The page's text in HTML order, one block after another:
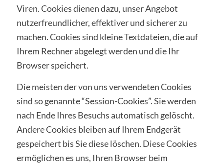
Viren. Cookies dienen dazu, unser Angebot
nutzerfreundlicher, effektiver und sicherer zu
machen. Cookies sind kleine Textdateien, die auf
Ihrem Rechner abgelegt werden und die Ihr
Browser speichert.
Die meisten der von uns verwendeten Cookies
sind so genannte “Session-Cookies”. Sie werden
nach Ende Ihres Besuchs automatisch gelöscht.
Andere Cookies bleiben auf Ihrem Endgerät
gespeichert bis Sie diese löschen. Diese Cookies
ermöglichen es uns, Ihren Browser beim